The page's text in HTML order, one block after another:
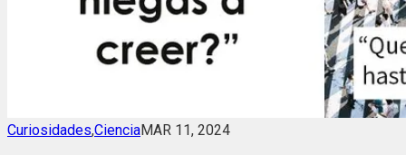
Curiosidades,CienciaMAR 11, 2024